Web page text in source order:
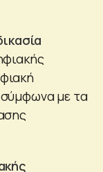
σύμφωνα με τα